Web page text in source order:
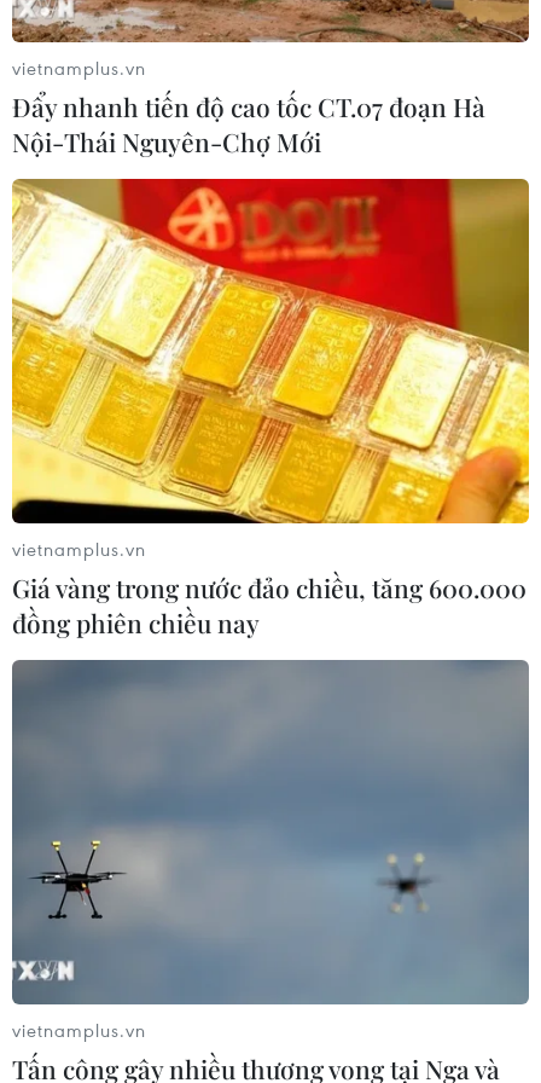
Theo dõi VietnamPlus
TIN LIÊN QUAN
19/01/2023 23:00
Năm 2022 là năm "rất khác biệt" với nhiều khó khăn
chưa từng có tiền lệ, song ngành ngân hàng đã ứng
kinh tế vĩ mô.
vietnamplus.vn
Đẩy nhanh tiến độ cao tốc CT.07 đoạn Hà
Nội-Thái Nguyên-Chợ Mới
vietnamplus.vn
Giá vàng trong nước đảo chiều, tăng 600.000
đồng phiên chiều nay
vietnamplus.vn
Tấn công gây nhiều thương vong tại Nga và